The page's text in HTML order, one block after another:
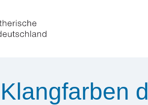
Klangfarben